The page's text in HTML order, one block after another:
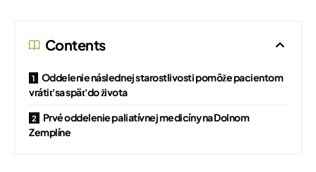
Contents
Oddelenie následnej starostlivosti pomôže pacientom
vrátiť sa späť do života
Prvé oddelenie paliatívnej medicíny na Dolnom
Zemplíne